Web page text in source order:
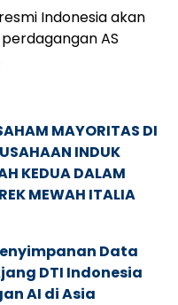
Indonesia akan
AS
MAYORITAS DI
INDUK
KEDUA DALAM
MEWAH ITALIA
Data
DTI Indonesia
AI di Asia